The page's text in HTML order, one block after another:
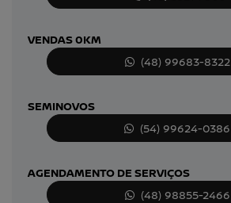
VENDAS 0KM
(48) 99683-8322
SEMINOVOS
(54) 99624-0386
AGENDAMENTO DE SERVIÇOS
(48) 98855-2466